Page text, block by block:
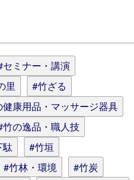
セミナー・講演
里
#竹ざる
健康用品・マッサージ器具
竹の逸品・職人技
駄
#竹垣
#竹林・環境
#竹炭